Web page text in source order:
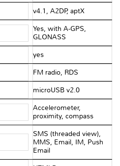
v4.1, A2DP, aptX
Yes, with A-GPS,
GLONASS
yes
FM radio, RDS
microUSB v2.0
Accelerometer,
proximity, compass
SMS (threaded view),
MMS, Email, IM, Push
Email